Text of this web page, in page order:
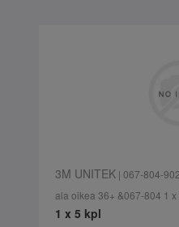
3M UNITEK| 067-804-
ala oikea 36+ &067-804 1 x
1 x 5 kpl